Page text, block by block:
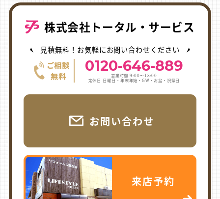
株式会社トータル・サービス
見積無料！お気軽にお問い合わせください
0120-646-889
営業時間 9:00〜18:00
定休日 日曜日・年末年始・GW・お盆・祝祭日
お問い合わせ
来店予約